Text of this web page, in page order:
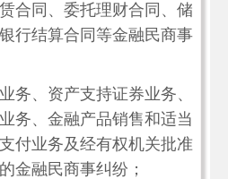
合同、委托理财合同、储
行结算合同等金融民商事
务、资产支持证券业务、
务、金融产品销售和适当
付业务及经有权机关批准
金融民商事纠纷；